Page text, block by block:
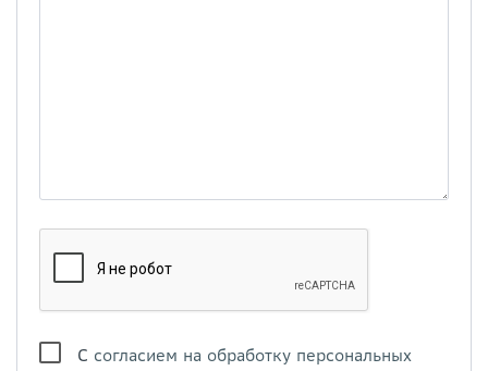
С согласием на обработку персональных